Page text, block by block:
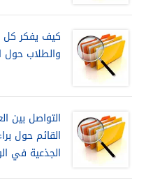
كيف يفكر كل
والطلاب حول
التواصل بين
القائم حول
الجذعية في